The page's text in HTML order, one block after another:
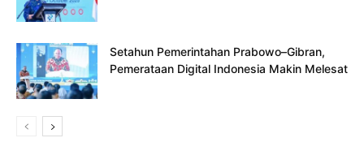
Setahun Pemerintahan Prabowo–Gibran,
Pemerataan Digital Indonesia Makin Melesat